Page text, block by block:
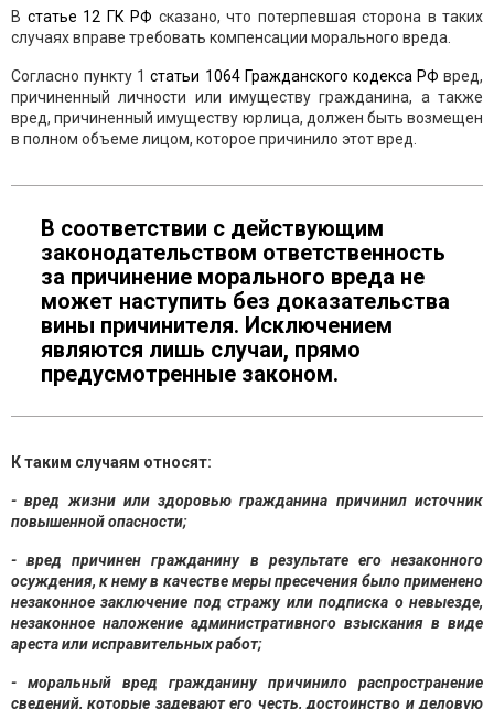
В статье 12 ГК РФ сказано, что потерпевшая сторона в таких
случаях вправе требовать компенсации морального вреда.
Согласно пункту 1статьи 1064 Гражданского кодекса РФ вред,
причиненный личности или имуществу гражданина, а также
вред, причиненный имуществу юрлица, должен быть возмещен
в полном объеме лицом, которое причинило этот вред.
В соответствии с действующим
законодательством ответственность
за причинение морального вреда не
может наступить без доказательства
вины причинителя. Исключением
являются лишь случаи, прямо
предусмотренные законом.
К таким случаям относят:
- вред жизни или здоровью гражданина причинил источник
повышенной опасности;
- вред причинен гражданину в результате его незаконного
осуждения, к нему в качестве меры пресечения было применено
незаконное заключение под стражу или подписка о невыезде,
незаконное наложение административного взыскания в виде
ареста или исправительных работ;
- моральный вред гражданину причинило распространение
сведений, которые задевают его честь, достоинство и деловую